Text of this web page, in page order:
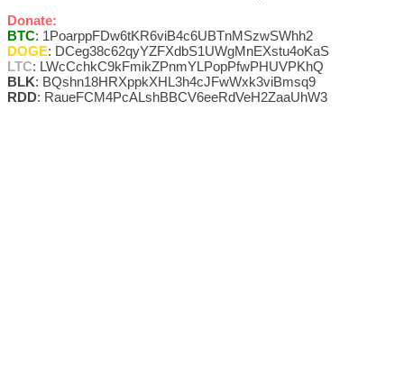
Donate:
BTC: 1PoarppFDw6tKR6viB4c6UBTnMSzwSWhh2
DOGE: DCeg38c62qyYZFXdbS1UWgMnEXstu4oKaS
LTC: LWcCchkC9kFmikZPnmYLPopPfwPHUVPKhQ
BLK: BQshn18HRXppkXHL3h4cJFwWxk3viBmsq9
RDD: RaueFCM4PcALshBBCV6eeRdVeH2ZaaUhW3